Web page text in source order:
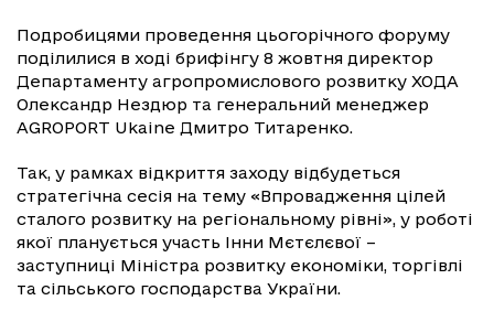
Подробицями проведення цьогорічного форуму
поділилися в ході брифінгу 8 жовтня директор
Департаменту агропромислового розвитку ХОДА
Олександр Нездюр та генеральний менеджер
AGROPORT Ukaine Дмитро Титаренко.
Так, у рамках відкриття заходу відбудеться
стратегічна сесія на тему «Впровадження цілей
сталого розвитку на регіональному рівні», у роботі
якої планується участь Інни Мєтєлєвої –
заступниці Міністра розвитку економіки, торгівлі
та сільського господарства України.